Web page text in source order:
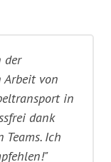
der
Arbeit von
in
dank
Ich